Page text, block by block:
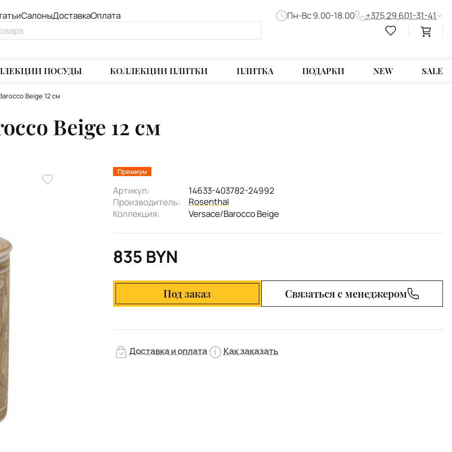
СалоныДоставкаОплата Пн-Вс 9.00-18.00 +375 29 601-31-41
ПОСУДЫ КОЛЛЕКЦИИ ПЛИТКИ ПЛИТКА ПОДАРКИ NEW SALE
Beige 12 см
Beige 12 см
Премиум
Артикул:
14633-403782-24992
Производитель:
Rosenthal
Коллекция:
Versace/Barocco Beige
835 BYN
Под заказ Связаться с менеджером
Доставка и оплата Как заказать